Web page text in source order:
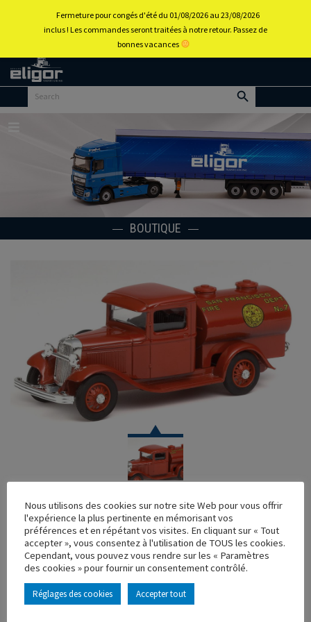
Retour
BOUTIQUE
VOITURE
FORD V8 CITERNEPOMPIERS SAN FRANCISCO
Réf. : 100191
Rupture de stock
Caractéristique principales :
Nous utilisons des cookies sur notre site Web pour vous offrir
l'expérience la plus pertinente en mémorisant vos
préférences et en répétant vos visites. En cliquant sur « Tout
accepter », vous consentez à l'utilisation de TOUS les cookies.
Cependant, vous pouvez vous rendre sur les « Paramètres
des cookies » pour fournir un consentement contrôlé.
Réglages des cookies Accepter tout
Fermeture pour congés d'été du 01/08/2026 au 23/08/2026
inclus ! Les commandes seront traitées à notre retour. Passez de
bonnes vacances